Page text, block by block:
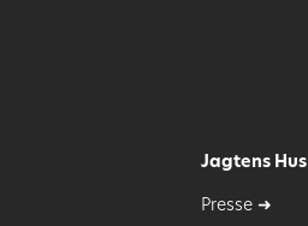
Jagtens Hus
Presse ➜